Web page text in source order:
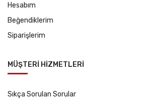
Hesabım
Beğendiklerim
Siparişlerim
MÜŞTERİ HİZMETLERİ
Sıkça Sorulan Sorular